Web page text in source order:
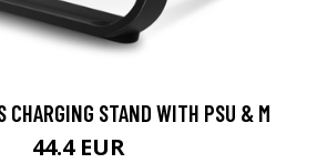
CHARGING STAND WITH PSU & M
44.4 EUR